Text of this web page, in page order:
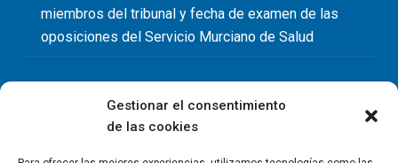
Gestionar el consentimiento
de las cookies
miembros del tribunal y fecha de examen de las
oposiciones del Servicio Murciano de Salud